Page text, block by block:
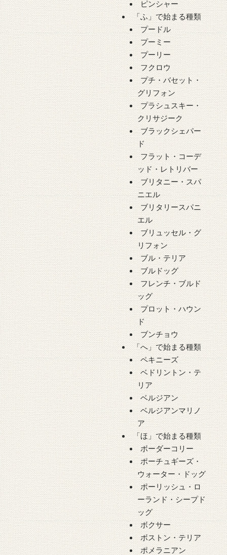
ピンシャー
「ふ」で始まる種類
プードル
プーミー
プーリー
フクロウ
プチ・バセット・
グリフォン
プラシュスキー・
クリサジーク
ブラックシェパー
ド
フラット・コーデ
ッド・レトリバー
ブリタニー・スパ
ニエル
ブリタリースパニ
エル
ブリュッセル・グ
リフォン
ブル・テリア
ブルドッグ
フレンチ・ブルド
ッグ
プロット・ハウン
ド
ブンチョウ
「へ」で始まる種類
ペキニーズ
ベドリントン・テ
リア
ベルジアン
ベルジアンマリノ
ア
「ほ」で始まる種類
ボーダーコリー
ポーチュギーズ・
ウォーター・ドッグ
ポーリッシュ・ロ
ーランド・シープド
ッグ
ボクサー
ボストン・テリア
ポメラニアン